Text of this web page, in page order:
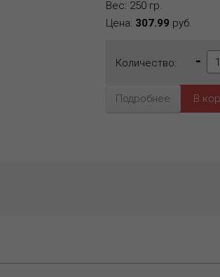
Вес: 250 гр.
Цена: 307.99 руб.
Количество: -
Подробнее